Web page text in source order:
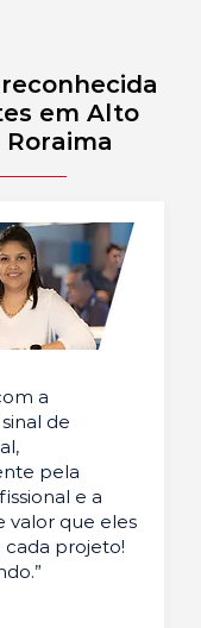
em Alto
a
de
pela
e a
valor que eles
projeto!